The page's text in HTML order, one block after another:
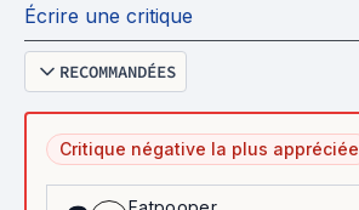
Écrire une critique
RECOMMANDÉES
Critique négative la plus appréciée